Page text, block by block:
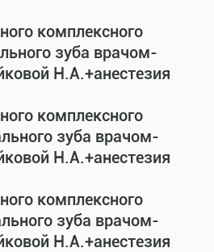
комплексного
зуба врачом-
Н.А.+анестезия
комплексного
зуба врачом-
Н.А.+анестезия
комплексного
зуба врачом-
Н.А.+анестезия